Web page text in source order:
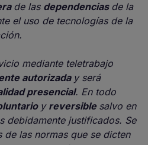
de las dependencias de la
el uso de tecnologías de la
mediante teletrabajo
autorizada y será
presencial. En todo
y reversible salvo en
debidamente justificados. Se
de las normas que se dicten